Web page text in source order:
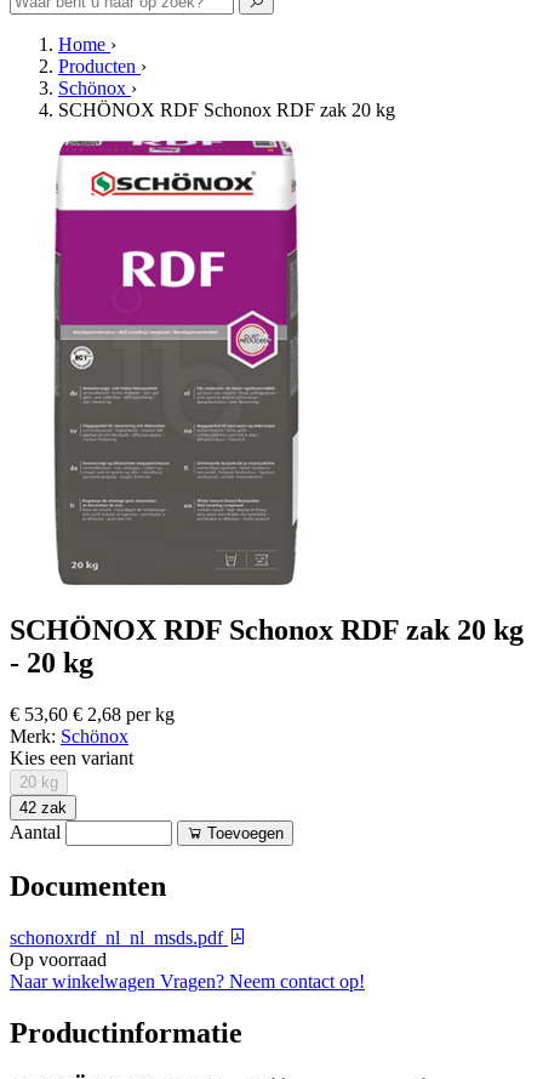
Home ›
Producten ›
Schönox ›
SCHÖNOX RDF Schonox RDF zak 20 kg
SCHÖNOX RDF Schonox RDF zak 20 kg
- 20 kg
€ 53,60 € 2,68 per kg
Merk: Schönox
Kies een variant
20 kg
42 zak
Aantal Toevoegen
Documenten
schonoxrdf_nl_nl_msds.pdf
Op voorraad
Naar winkelwagen Vragen? Neem contact op!
Productinformatie